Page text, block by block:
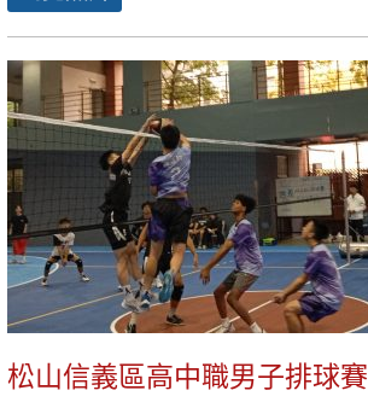
松山信義區高中職男子排球